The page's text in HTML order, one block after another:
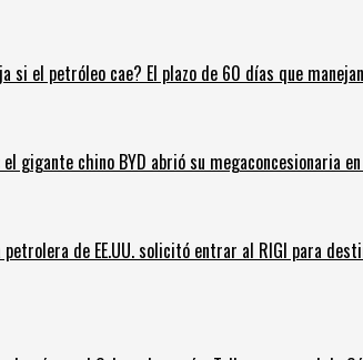
si el petróleo cae? El plazo de 60 días que
gigante chino BYD abrió su megaconcesionaria
de EE.UU. solicitó entrar al RIGI para